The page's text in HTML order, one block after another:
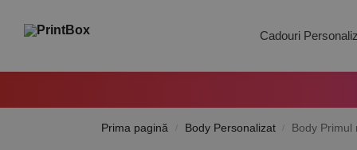
Cadouri
Search
Prima pagină / Body Personalizat / Body Primul